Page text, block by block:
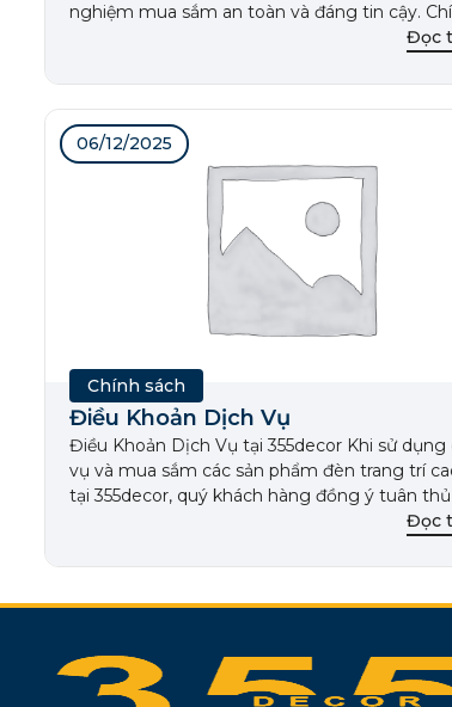
nghiệm mua sắm an toàn và đáng tin cậy.
sách này giải thích cách chúng tôi thu thập,
Thu Thập Thông Tin […]
Đọc
06/12/2025
Chính sách
Điều Khoản Dịch Vụ
Điều Khoản Dịch Vụ tại 355decor Khi sử dụng
vụ và mua sắm các sản phẩm đèn trang trí
tại 355decor, quý khách hàng đồng ý tuân
điều khoản sau đây. Chúng tôi cam kết mang
của quý […]
Đọc